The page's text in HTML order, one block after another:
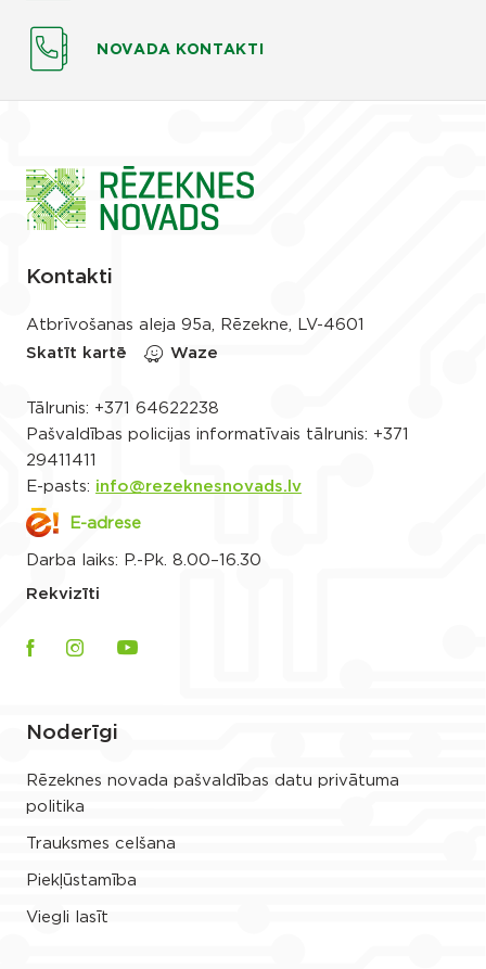
NOVADA KONTAKTI
Kontakti
Atbrīvošanas aleja 95a, Rēzekne, LV-4601
Skatīt kartē
Waze
Tālrunis: +371 64622238
Pašvaldības policijas informatīvais tālrunis: +371
29411411
E-pasts: info@rezeknesnovads.lv
E-adrese
Darba laiks: P.-Pk. 8.00–16.30
Rekvizīti
Noderīgi
Rēzeknes novada pašvaldības datu privātuma
politika
Trauksmes celšana
Piekļūstamība
Viegli lasīt